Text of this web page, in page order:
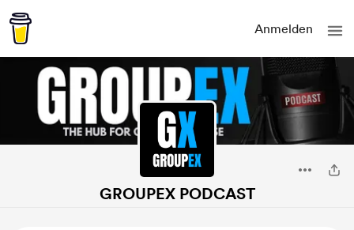
Anmelden
GROUPEX PODCAST